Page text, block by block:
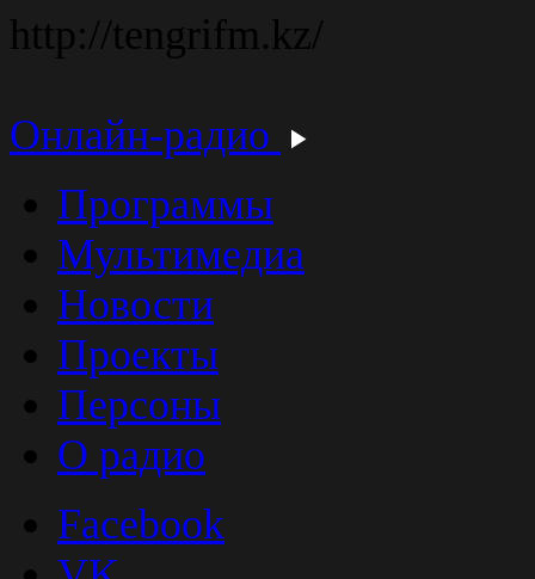
http://tengrifm.kz/
Онлайн-радио
Программы
Мультимедиа
Новости
Проекты
Персоны
О радио
Facebook